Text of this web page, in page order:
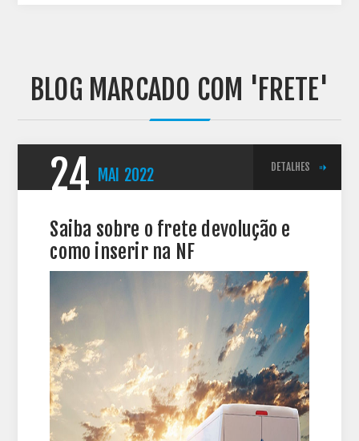
BLOG MARCADO COM 'FRETE'
24 MAI 2022 DETALHES
Saiba sobre o frete devolução e
como inserir na NF